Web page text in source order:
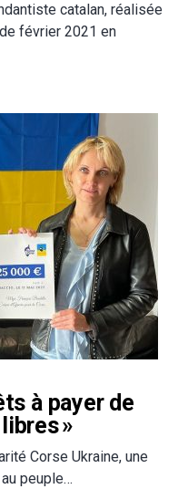
catalan, réalisée
février 2021 en
à payer de
»
Corse Ukraine, une
peuple…